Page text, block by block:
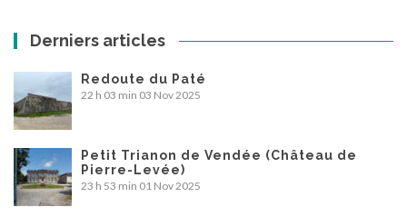
Derniers articles
Redoute du Paté
22 h 03 min 03 Nov 2025
Petit Trianon de Vendée (Château de
Pierre-Levée)
23 h 53 min 01 Nov 2025